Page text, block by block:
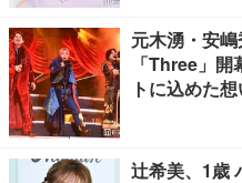
元木湧・安
「Three」
トに込めた
辻希美、1歳